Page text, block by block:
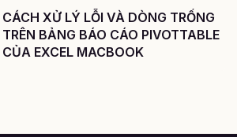
CÁCH XỬ LÝ LỖI VÀ DÒNG TRỐNG
TRÊN BẢNG BÁO CÁO PIVOTTABLE
CỦA EXCEL MACBOOK